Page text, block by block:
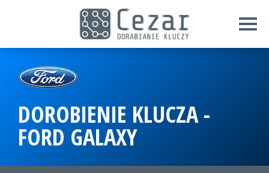
DOROBIENIE KLUCZA -
FORD GALAXY